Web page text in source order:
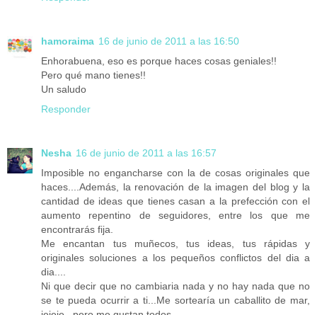
hamoraima 16 de junio de 2011 a las 16:50
Enhorabuena, eso es porque haces cosas geniales!!
Pero qué mano tienes!!
Un saludo
Responder
Nesha 16 de junio de 2011 a las 16:57
Imposible no engancharse con la de cosas originales que
haces....Además, la renovación de la imagen del blog y la
cantidad de ideas que tienes casan a la prefección con el
aumento repentino de seguidores, entre los que me
encontrarás fija.
Me encantan tus muñecos, tus ideas, tus rápidas y
originales soluciones a los pequeños conflictos del dia a
dia....
Ni que decir que no cambiaria nada y no hay nada que no
se te pueda ocurrir a ti...Me sortearía un caballito de mar,